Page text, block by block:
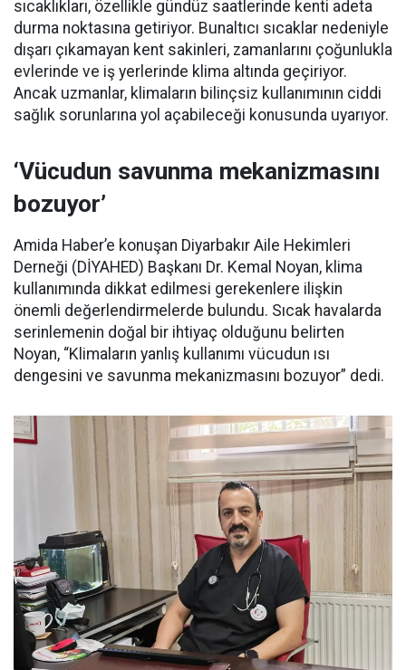
sıcaklıkları, özellikle gündüz saatlerinde kenti adeta
durma noktasına getiriyor. Bunaltıcı sıcaklar nedeniyle
dışarı çıkamayan kent sakinleri, zamanlarını çoğunlukla
evlerinde ve iş yerlerinde klima altında geçiriyor.
Ancak uzmanlar, klimaların bilinçsiz kullanımının ciddi
sağlık sorunlarına yol açabileceği konusunda uyarıyor.
‘Vücudun savunma mekanizmasını
bozuyor’
Amida Haber’e konuşan Diyarbakır Aile Hekimleri
Derneği (DİYAHED) Başkanı Dr. Kemal Noyan, klima
kullanımında dikkat edilmesi gerekenlere ilişkin
önemli değerlendirmelerde bulundu. Sıcak havalarda
serinlemenin doğal bir ihtiyaç olduğunu belirten
Noyan, “Klimaların yanlış kullanımı vücudun ısı
dengesini ve savunma mekanizmasını bozuyor” dedi.